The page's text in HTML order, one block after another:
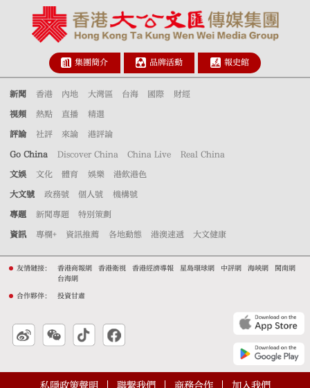
集團簡介 品牌活動 報史館
新聞 香港 內地 大灣區 台海 國際 財經
視頻 熱點 直播 精選
評論 社評 來論 港評論
Go China Discover China China Live Real China
文娛 文化 體育 娛樂 港飲港色
大文號 政務號 個人號 機構號
專題 新聞專題 特別策劃
資訊 專欄+ 資訊推薦 各地動態 港澳速遞 大文健康
友情鏈接： 香港商報網 香港衛視 香港經濟導報 星島環球網 中評網 海峽網
閩南網
台海網
合作夥伴： 投資甘肅
私隱政策聲明 聯繫我們 商務合作 加入我們